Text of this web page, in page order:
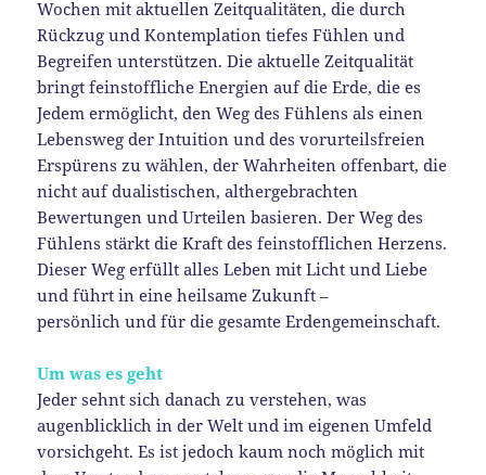
Wochen mit aktuellen Zeitqualitäten, die durch
Rückzug und Kontemplation tiefes Fühlen und
Begreifen unterstützen. Die aktuelle Zeitqualität
bringt feinstoffliche Energien auf die Erde, die es
Jedem ermöglicht, den Weg des Fühlens als einen
Lebensweg der Intuition und des vorurteilsfreien
Erspürens zu wählen, der Wahrheiten offenbart, die
nicht auf dualistischen, althergebrachten
Bewertungen und Urteilen basieren. Der Weg des
Fühlens stärkt die Kraft des feinstofflichen Herzens.
Dieser Weg erfüllt alles Leben mit Licht und Liebe
und führt in eine heilsame Zukunft –
persönlich und für die gesamte Erdengemeinschaft.
Um was es geht
Jeder sehnt sich danach zu verstehen, was
augenblicklich in der Welt und im eigenen Umfeld
vorsichgeht. Es ist jedoch kaum noch möglich mit